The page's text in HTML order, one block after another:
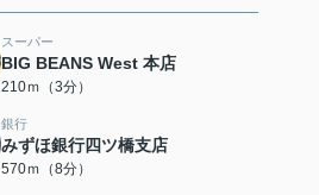
スーパー
BIG BEANS West 本店
210ｍ（3分）
銀行
みずほ銀行四ツ橋支店
570ｍ（8分）